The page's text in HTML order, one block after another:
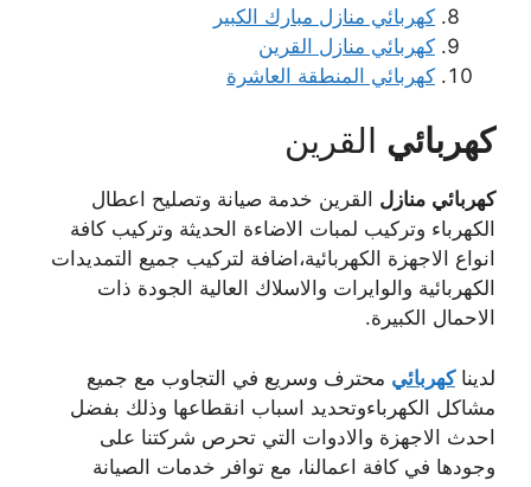
كهربائي منازل مبارك الكبير
كهربائي منازل القرين
كهربائي المنطقة العاشرة
كهربائي القرين
كهربائي منازل القرين خدمة صيانة وتصليح اعطال
الكهرباء وتركيب لمبات الاضاءة الحديثة وتركيب كافة
انواع الاجهزة الكهربائية،اضافة لتركيب جميع التمديدات
الكهربائية والوايرات والاسلاك العالية الجودة ذات
الاحمال الكبيرة.
لديناكهربائي محترف وسريع في التجاوب مع جميع
مشاكل الكهرباءوتحديد اسباب انقطاعها وذلك بفضل
احدث الاجهزة والادوات التي تحرص شركتنا على
وجودها في كافة اعمالنا، مع توافر خدمات الصيانة